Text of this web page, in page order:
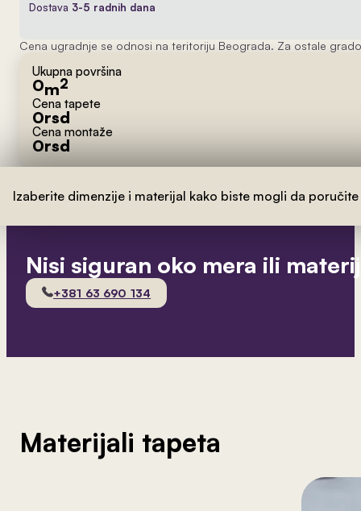
Dostava 3-5 radnih dana
Cena ugradnje se odnosi na teritoriju Beograda. Za ostale
Ukupna površina
0m2
Cena tapete
0rsd
Cena montaže
0rsd
Izaberite dimenzije i materijal kako biste mogli da
Nisi siguran oko mera ili
+381 63 690 134
Materijali tapeta